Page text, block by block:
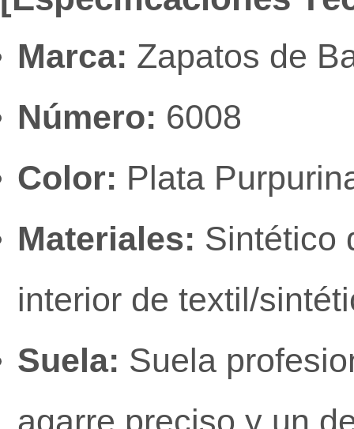
Marca: Zapatos de
Número: 6008
Color: Plata
Materiales: Sintético
interior de textil/
Suela: Suela
agarre preciso y un